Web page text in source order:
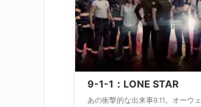
9-1-1：LONE STAR
あの衝撃的な出来事9.11。オーウェ